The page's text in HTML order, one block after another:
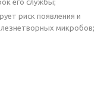
его службы;
риск появления и
микробов;